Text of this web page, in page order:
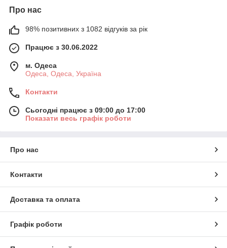
Про нас
98% позитивних з 1082 відгуків за рік
Працює з 30.06.2022
м. Одеса
Одеса, Одеса, Україна
Контакти
Сьогодні працює з 09:00 до 17:00
Показати весь графік роботи
Про нас
Контакти
Доставка та оплата
Графік роботи